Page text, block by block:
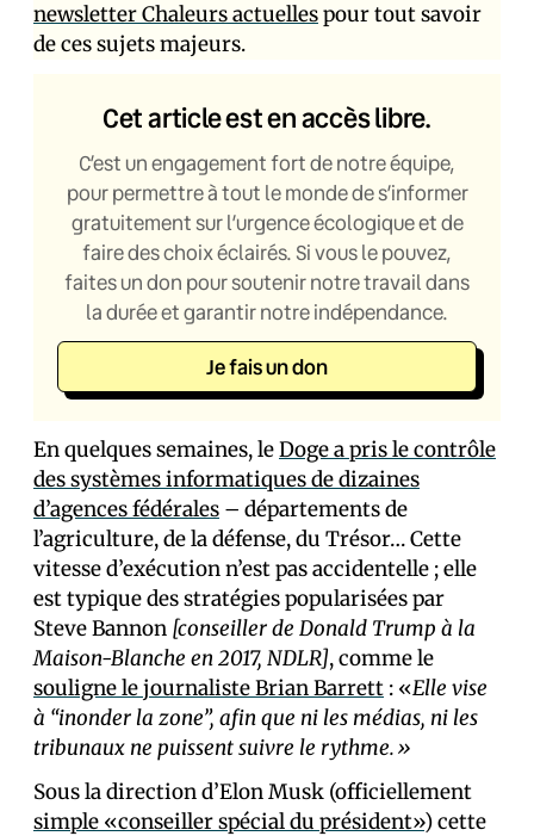
newsletter Chaleurs actuellespour tout savoir
de ces sujets majeurs.
Cet article est en accès libre.
C’est un engagement fort de notre équipe,
pour permettre à tout le monde de s’informer
gratuitement sur l’urgence écologique et de
faire des choix éclairés. Si vous le pouvez,
faites un don pour soutenir notre travail dans
la durée et garantir notre indépendance.
Je fais un don
En quelques semaines, leDoge a pris le contrôle
des systèmes informatiques de dizaines
d’agences fédérales – départements de
l’agriculture, de la défense, du Trésor… Cette
vitesse d’exécution n’est pas accidentelle ; elle
est typique des stratégies popularisées par
Steve Bannon [conseiller de Donald Trump à la
Maison-Blanche en 2017, NDLR], comme le
souligne le journaliste Brian Barrett : «Elle vise
à “inonder la zone”, afin que ni les médias, ni les
tribunaux ne puissent suivre le rythme.»
Sous la direction d’Elon Musk (officiellement
simple «conseiller spécial du président») cette